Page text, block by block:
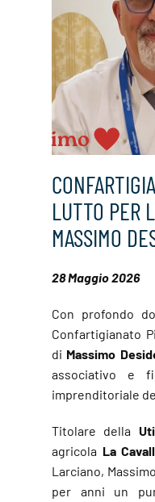
LUTTO PER
MASSIMO
28 Maggio 2026
Con profondo
Confartigianato
di Massimo
associativo e
imprenditoriale
Titolare della
agricola La
Larciano,
per anni un